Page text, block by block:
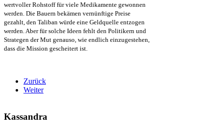
wertvoller Rohstoff für viele Medikamente gewonnen
werden. Die Bauern bekämen vernünftige Preise
gezahlt, den Taliban würde eine Geldquelle entzogen
werden. Aber für solche Ideen fehlt den Politikern und
Strategen der Mut genauso, wie endlich einzugestehen,
dass die Mission gescheitert ist.
Zurück
Weiter
Kassandra